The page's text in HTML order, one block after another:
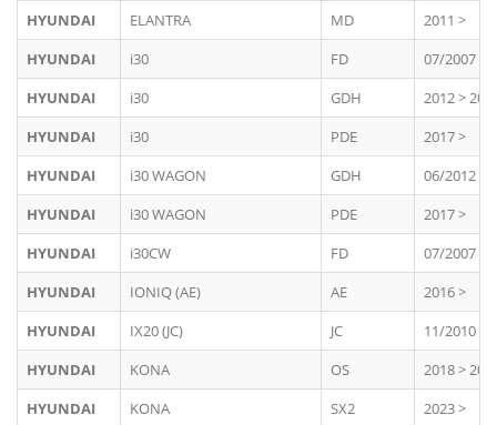
HYUNDAI
ELANTRA MD
2011 >
HYUNDAI
i30 FD
07/2007 >
HYUNDAI
i30 GDH
2012 >
HYUNDAI
i30 PDE
2017 >
HYUNDAI
i30 WAGON GDH
06/2012 >
HYUNDAI
i30 WAGON PDE
2017 >
HYUNDAI
i30CW FD
07/2007 >
HYUNDAI
IONIQ (AE) AE
2016 >
HYUNDAI
IX20 (JC) JC
11/2010 >
HYUNDAI
KONA OS
2018 >
HYUNDAI
KONA SX2
2023 >